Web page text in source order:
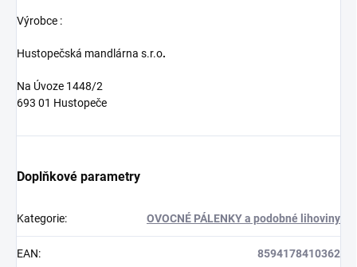
Výrobce :
Hustopečská mandlárna s.r.o.
Na Úvoze 1448/2
693 01 Hustopeče
Doplňkové parametry
Kategorie: OVOCNÉ PÁLENKY a podobné lihoviny
EAN: 8594178410362